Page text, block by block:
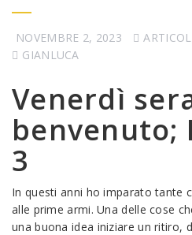
NOVEMBRE 2, 2023
GIANLUCA
Venerdì
benvenuto;
3
In questi anni ho imparato tante
alle prime armi. Una delle cose
una buona idea iniziare un ritiro,